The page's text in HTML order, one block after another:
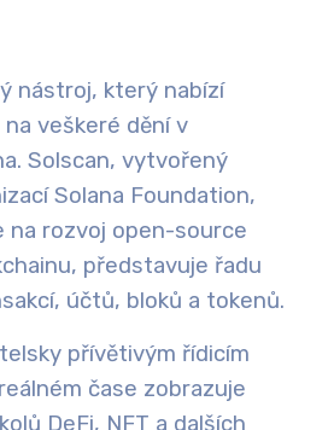
nástroj, který nabízí
veškeré dění v
Solscan, vytvořený
Solana Foundation,
na rozvoj open-source
představuje řadu
účtů, bloků a tokenů.
přívětivým řídicím
čase zobrazuje
DeFi, NFT a dalších